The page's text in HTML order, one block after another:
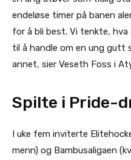
endeløse timer på banen
for å bli best. Vi tenkte,
til å handle om en ung gutt
annet, sier Veseth Foss i
Spilte i Pride-
I uke fem inviterte
menn) og Bambusaligaen